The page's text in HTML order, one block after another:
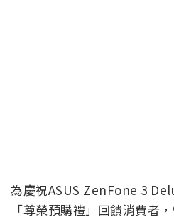
為慶祝ASUS ZenFone 3
「尊榮預購禮」回饋消費者